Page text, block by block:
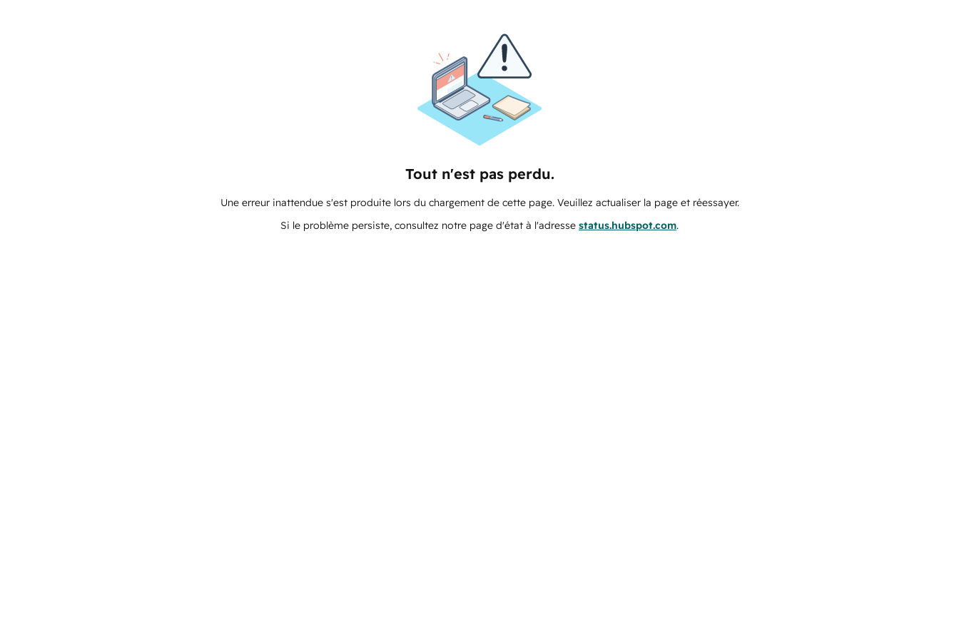
Tout n'est pas perdu.
Une erreur inattendue s'est produite lors du chargement de cette page. Veuillez actualiser la page et réessayer.
Si le problème persiste, consultez notre page d'état à l'adresse status.hubspot.com.